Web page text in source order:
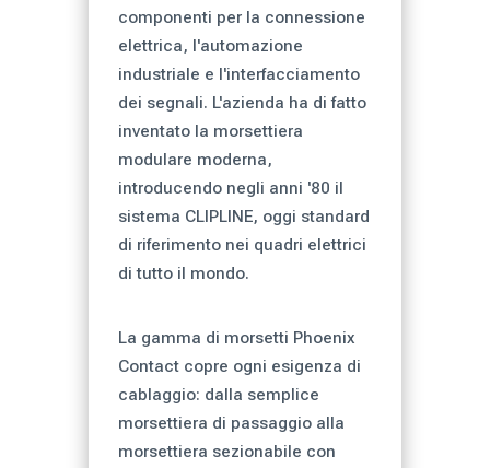
componenti per la connessione
elettrica, l'automazione
industriale e l'interfacciamento
dei segnali. L'azienda ha di fatto
inventato la morsettiera
modulare moderna,
introducendo negli anni '80 il
sistema CLIPLINE, oggi standard
di riferimento nei quadri elettrici
di tutto il mondo.
La gamma di morsetti Phoenix
Contact copre ogni esigenza di
cablaggio: dalla semplice
morsettiera di passaggio alla
morsettiera sezionabile con